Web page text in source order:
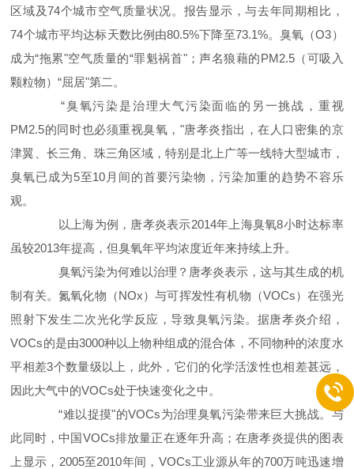
区域及74个城市空气质量状况。报告显示，与去年同期相比，
74个城市平均达标天数比例由80.5%下降至73.1%。臭氧（O3）
成为“拖累"空气质量的“罪魁祸首"；声名狼藉的PM2.5（可吸入
颗粒物）“屈居"第二。
“臭氧污染是治理大气污染面临的另一挑战，重视
PM2.5的同时也必须重视臭氧，"唐孝炎指出，在人口密集的京
津翼、长三角、珠三角区域，特别是北上广等一线特大型城市，
臭氧已成为5至10月间的首要污染物，污染加重的趋势不容乐
观。
以上海为例，唐孝炎表示2014年上海臭氧8小时达标率
虽较2013年提高，但臭氧年平均浓度近年来持续上升。
臭氧污染为何难以治理？唐孝炎表示，这与其生成的机
制有关。氮氧化物（NOx）与可挥发性有机物（VOCs）在强光
照射下发生二次光化学反应，导致臭氧污染。据唐孝炎介绍，
VOCs的是由3000种以上物种组成的混合体，不同物种的浓度水
平相差3个数量级以上，此外，它们的化学活泼性也相差甚远，
因此大气中的VOCs处于快速变化之中。
“难以捉摸"的VOCs为治理臭氧污染带来巨大挑战。与
此同时，中国VOCs排放量正在逐年升高；在唐孝炎提供的图表
上显示，2005至2010年间，VOCs工业源从年的700万吨迅速增